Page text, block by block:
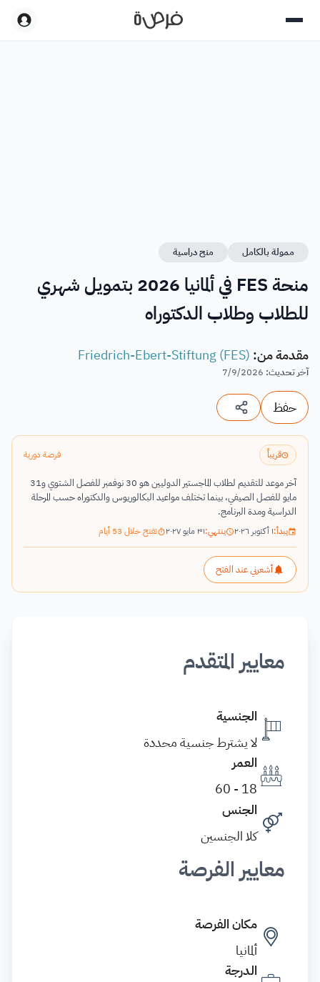
ممولة بالكامل منح دراسية
منحة FES في ألمانيا 2026 بتمويل شهري
للطلاب وطلاب الدكتوراه
مقدمة من:
Friedrich-Ebert-Stiftung (FES)
آخر تحديث:
7/9/2026
حفظ
قريباً فرصة دورية
آخر موعد للتقديم لطلاب الماجستير الدوليين هو 30 نوفمبر للفصل الشتوي و31
مايو للفصل الصيفي، بينما تختلف مواعيد البكالوريوس والدكتوراه حسب المرحلة
الدراسية ومدة البرنامج.
يبدأ:١ أكتوبر ٢٠٢٦ ينتهي:٣١ مايو ٢٠٢٧ تفتح خلال 53 أيام
أشعرني عند الفتح
معايير المتقدم
الجنسية
لا يشترط جنسية محددة
العمر
18 - 60
الجنس
كلا الجنسين
معايير الفرصة
مكان الفرصة
ألمانيا
الدرجة